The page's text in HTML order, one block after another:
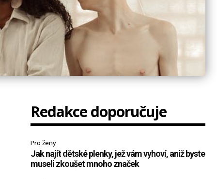
Redakce doporučuje
Pro ženy
Jak najít dětské plenky, jež vám vyhoví, aniž byste
museli zkoušet mnoho značek